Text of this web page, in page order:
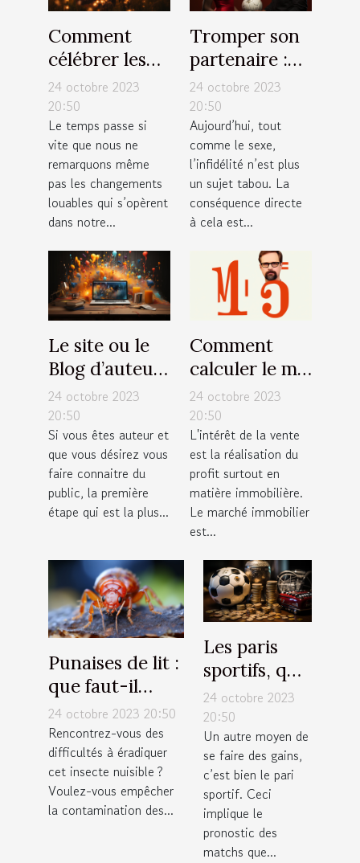
Comment
célébrer les
moments
importants de
votre vie ?
24 octobre 2023
20:50
Le temps passe si
vite que nous ne
remarquons même
pas les changements
louables qui s’opèrent
dans notre...
Tromper son
partenaire :
est-ce la
meilleure
solution ?
24 octobre 2023
20:50
Aujourd’hui, tout
comme le sexe,
l’infidélité n’est plus
un sujet tabou. La
conséquence directe
à cela est...
Le site ou le
Blog d’auteur
: Comment
s’en occuper
pour une
large
visibilité ?
24 octobre 2023
20:50
Si vous êtes auteur et
que vous désirez vous
faire connaitre du
public, la première
étape qui est la plus...
Comment
calculer le m²
?
24 octobre 2023
20:50
L'intérêt de la vente
est la réalisation du
profit surtout en
matière immobilière.
Le marché immobilier
est...
Punaises de lit :
que faut-il
savoir sur la
lutte
antiparasitaire ?
24 octobre 2023 20:50
Rencontrez-vous des
difficultés à éradiquer
cet insecte nuisible ?
Voulez-vous empêcher
la contamination des...
Les paris
sportifs, que
faut-il
savoir ?
24 octobre 2023
20:50
Un autre moyen de
se faire des gains,
c’est bien le pari
sportif. Ceci
implique le
pronostic des
matchs que...